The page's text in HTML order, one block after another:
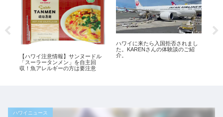
【ハワイ注意情報】サンヌードル
「スーラータンメン」を自主回
収！魚アレルギーの方は要注意
ハワイに来たら入国拒否されまし
た。KARENさんの体験談のご紹
介。
ハワイニュース